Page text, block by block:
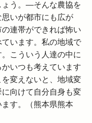
ょう。—そんな農協を
いが都市にも広が
連帯ができれば怖い
います。私の地域で
こういう人達の中に
いつも考えています
変えないと、地域変
向けて自分自身も変
す。（熊本県熊本